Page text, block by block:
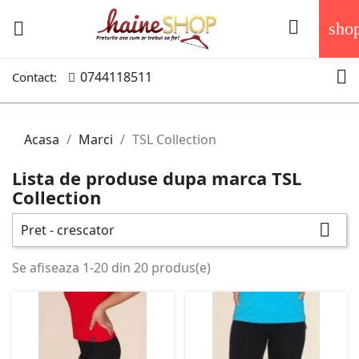
 
Contact: 0744118511 
Acasa Marci TSL Collection
Lista de produse dupa marca TSL
Collection
Pret - crescator 
Se afiseaza 1-20 din 20 produs(e)